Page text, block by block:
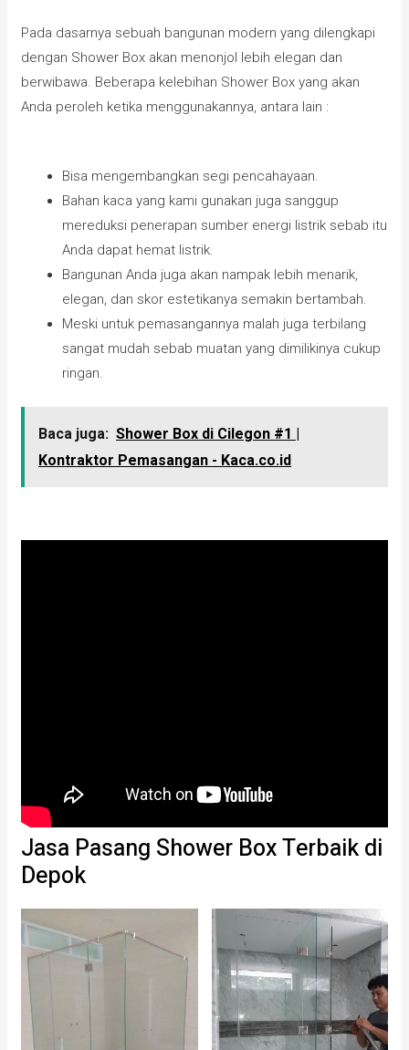
Pada dasarnya sebuah bangunan modern yang dilengkapi
dengan Shower Box akan menonjol lebih elegan dan
berwibawa. Beberapa kelebihan Shower Box yang akan
Anda peroleh ketika menggunakannya, antara lain :
Bisa mengembangkan segi pencahayaan.
Bahan kaca yang kami gunakan juga sanggup
mereduksi penerapan sumber energi listrik sebab itu
Anda dapat hemat listrik.
Bangunan Anda juga akan nampak lebih menarik,
elegan, dan skor estetikanya semakin bertambah.
Meski untuk pemasangannya malah juga terbilang
sangat mudah sebab muatan yang dimilikinya cukup
ringan.
Baca juga: Shower Box di Cilegon #1 |
Kontraktor Pemasangan - Kaca.co.id
Jasa Pasang Shower Box Terbaik di
Depok